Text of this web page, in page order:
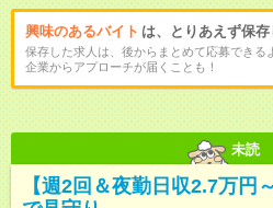
興味のあるバイト は、とりあえず保存
保存した求人は、後からまとめて応募できる
企業からアプローチが届くことも！
未読
【週2回＆夜勤日収2.7万円